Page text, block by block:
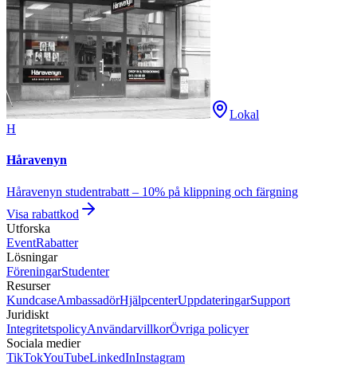
Lokal
H
Håravenyn
Håravenyn studentrabatt – 10% på klippning och färgning
Visa rabattkod
Utforska
EventRabatter
Lösningar
FöreningarStudenter
Resurser
KundcaseAmbassadörHjälpcenterUppdateringarSupport
Juridiskt
IntegritetspolicyAnvändarvillkorÖvriga policyer
Sociala medier
TikTokYouTubeLinkedInInstagram